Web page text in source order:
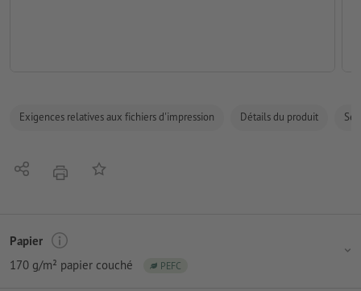
Exigences relatives aux fichiers d'impression Détails du produit
PartagerimprimerAjouter à liste d'article
Papier
170 g/m² papier couché
PEFC